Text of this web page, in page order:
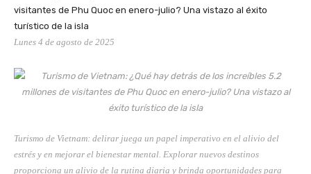
visitantes de Phu Quoc en enero-julio? Una vistazo al éxito
turístico de la isla
Lunes 4 de agosto de 2025
Turismo de Vietnam: delirar juega un papel imperativo en el alivio del
estrés y en mejorar el bienestar mental. Explorar nuevos destinos
proporciona un alivio de la rutina diaria y brinda oportunidades para